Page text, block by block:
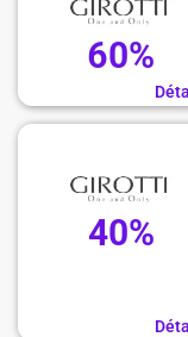
60%
40%